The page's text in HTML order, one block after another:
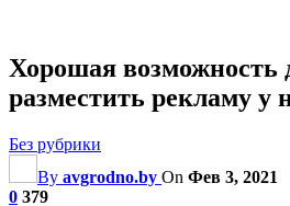
Хорошая возможность
разместить рекламу у
Без рубрики
By avgrodno.by On Фев 3, 2021
0 379